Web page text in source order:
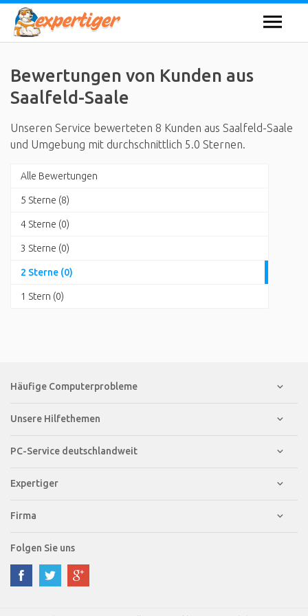
Bewertungen von Kunden aus
Saalfeld-Saale
Unseren Service bewerteten 8 Kunden aus Saalfeld-Saale
und Umgebung mit durchschnittlich 5.0 Sternen.
Alle Bewertungen
5 Sterne (8)
4 Sterne (0)
3 Sterne (0)
2 Sterne (0)
1 Stern (0)
Häufige Computerprobleme
Unsere Hilfethemen
PC-Service deutschlandweit
Expertiger
Firma
Folgen Sie uns